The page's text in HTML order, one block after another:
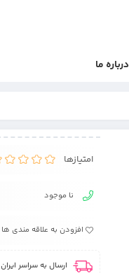
درباره ما
امتیازها
نا موجود
افزودن به علاقه مندی ها
ارسال به سراسر ایران